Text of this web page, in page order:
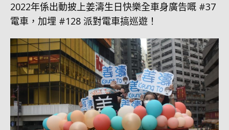
2022年係出動披上姜濤生日快樂全車身廣告嘅 #37
電車，加埋 #128 派對電車搞巡遊！